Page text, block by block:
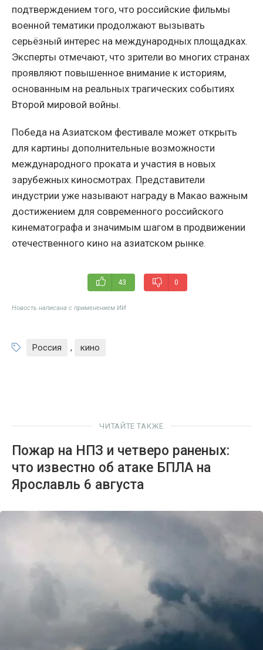
подтверждением того, что российские фильмы
военной тематики продолжают вызывать
серьёзный интерес на международных площадках.
Эксперты отмечают, что зрители во многих странах
проявляют повышенное внимание к историям,
основанным на реальных трагических событиях
Второй мировой войны.
Победа на Азиатском фестивале может открыть
для картины дополнительные возможности
международного проката и участия в новых
зарубежных киносмотрах. Представители
индустрии уже называют награду в Макао важным
достижением для современного российского
кинематографа и значимым шагом в продвижении
отечественного кино на азиатском рынке.
43 0
Новость написана с применением ИИ
Россия , кино
ЧИТАЙТЕ ТАКЖЕ
Пожар на НПЗ и четверо раненых:
что известно об атаке БПЛА на
Ярославль 6 августа